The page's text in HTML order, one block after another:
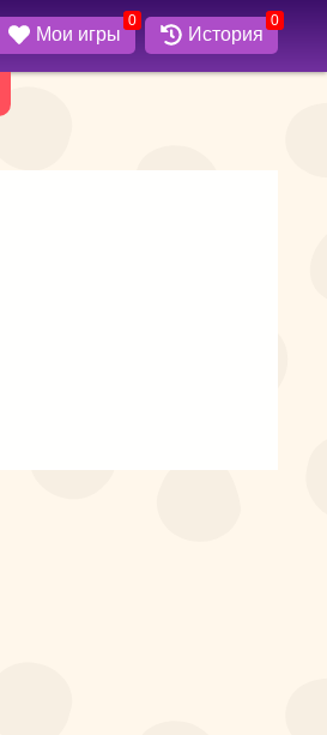
Мои игры
0
История
0